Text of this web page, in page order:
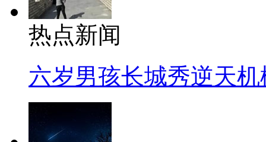
热点新闻
六岁男孩长城秀逆天机